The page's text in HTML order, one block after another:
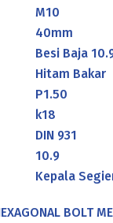
M10
40mm
Besi Baja
Hitam Bakar
P1.50
k18
DIN 931
10.9
Kepala
BOLT